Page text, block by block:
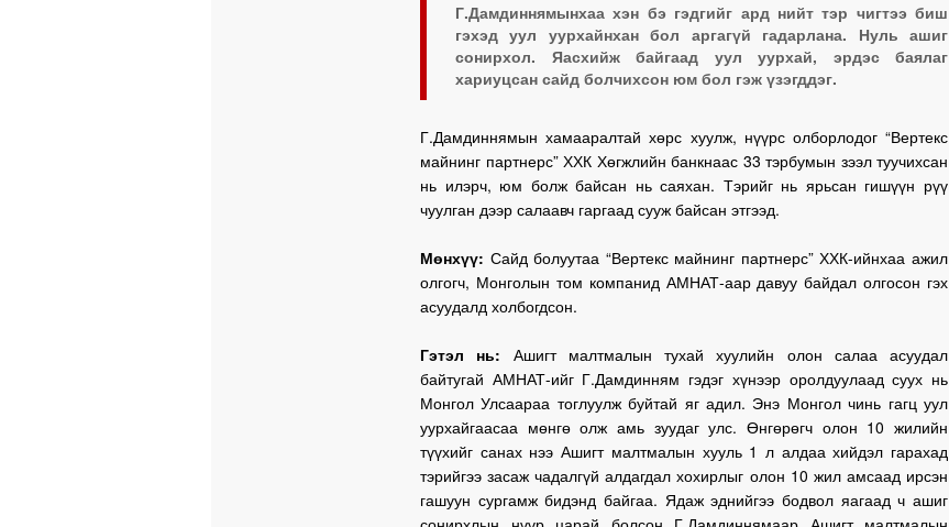
Г.Дамдиннямынхаа хэн бэ гэдгийг ард нийт тэр чигтээ биш
гэхэд уул уурхайнхан бол аргагүй гадарлана. Нуль ашиг
сонирхол. Яасхийж байгаад уул уурхай, эрдэс баялаг
хариуцсан сайд болчихсон юм бол гэж үзэгддэг.
Г.Дамдиннямын хамааралтай хөрс хуулж, нүүрс олборлодог “Вертекс
майнинг партнерс” ХХК Хөгжлийн банкнаас 33 тэрбумын зээл туучихсан
нь илэрч, юм болж байсан нь саяхан. Тэрийг нь ярьсан гишүүн рүү
чуулган дээр салаавч гаргаад сууж байсан этгээд.
Мөнхүү: Сайд болуутаа “Вертекс майнинг партнерс” ХХК-ийнхаа ажил
олгогч, Монголын том компанид АМНАТ-аар давуу байдал олгосон гэх
асуудалд холбогдсон.
Гэтэл нь: Ашигт малтмалын тухай хуулийн олон салаа асуудал
байтугай АМНАТ-ийг Г.Дамдинням гэдэг хүнээр оролдуулаад суух нь
Монгол Улсаараа тоглуулж буйтай яг адил. Энэ Монгол чинь гагц уул
уурхайгаасаа мөнгө олж амь зуудаг улс. Өнгөрөгч олон 10 жилийн
түүхийг санах нээ Ашигт малтмалын хууль 1 л алдаа хийдэл гарахад
тэрийгээ засаж чадалгүй алдагдал хохирлыг олон 10 жил амсаад ирсэн
гашуун сургамж бидэнд байгаа. Ядаж эднийгээ бодвол яагаад ч ашиг